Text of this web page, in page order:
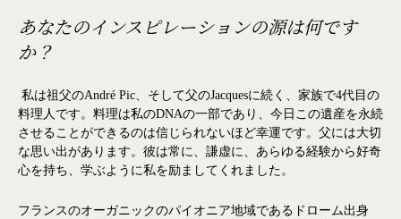
あなたのインスピレーションの源は何です
か？
私は祖父のAndré Pic、そして父のJacquesに続く、家族で4代目の
料理人です。料理は私のDNAの一部であり、今日この遺産を永続
させることができるのは信じられないほど幸運です。父には大切
な思い出があります。彼は常に、謙虚に、あらゆる経験から好奇
心を持ち、学ぶように私を励ましてくれました。
フランスのオーガニックのパイオニア地域であるドローム出身